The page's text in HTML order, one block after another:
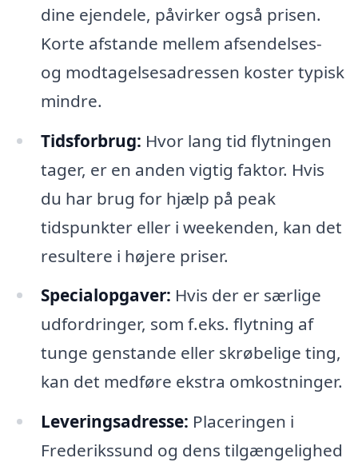
dine ejendele, påvirker også prisen.
Korte afstande mellem afsendelses-
og modtagelsesadressen koster typisk
mindre.
Tidsforbrug: Hvor lang tid flytningen
tager, er en anden vigtig faktor. Hvis
du har brug for hjælp på peak
tidspunkter eller i weekenden, kan det
resultere i højere priser.
Specialopgaver: Hvis der er særlige
udfordringer, som f.eks. flytning af
tunge genstande eller skrøbelige ting,
kan det medføre ekstra omkostninger.
Leveringsadresse: Placeringen i
Frederikssund og dens tilgængelighed